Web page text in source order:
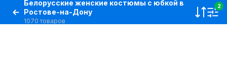
Белорусские женские костюмы с юбкой в
Ростове-на-Дону
1070 товаров
2